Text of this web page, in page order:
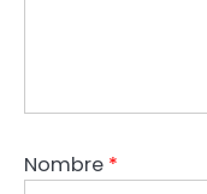
Nombre *